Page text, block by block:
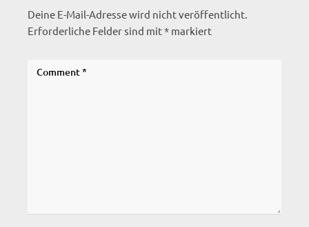
Deine E-Mail-Adresse wird nicht veröffentlicht.
Erforderliche Felder sind mit* markiert